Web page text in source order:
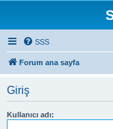
SSS
Forum ana sayfa
Giriş
Kullanıcı adı: